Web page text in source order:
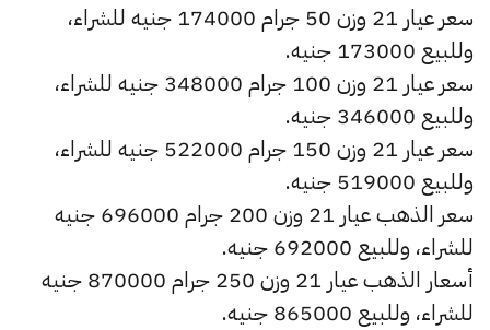
سعر عيار 21 وزن 50 جرام 174000 جنيه للشراء،
وللبيع 173000 جنيه.
سعر عيار 21 وزن 100 جرام 348000 جنيه للشراء،
وللبيع 346000 جنيه.
سعر عيار 21 وزن 150 جرام 522000 جنيه للشراء،
وللبيع 519000 جنيه.
سعر الذهب عيار 21 وزن 200 جرام 696000 جنيه
للشراء، وللبيع 692000 جنيه.
أسعار الذهب عيار 21 وزن 250 جرام 870000 جنيه
للشراء، وللبيع 865000 جنيه.